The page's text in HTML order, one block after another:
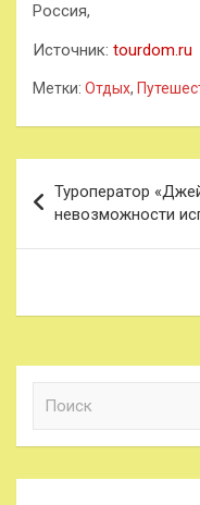
Россия,
Источник: tourdom.ru
Метки: Отдых,
по
записям
Туроператор
невозможности
к